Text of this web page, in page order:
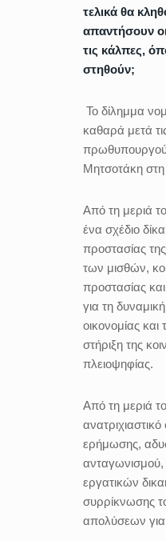
τελικά θα
απαντήσουν
τις κάλπες,
στηθούν;
Το δίλημμα
καθαρά μετά
πρωθυπουργού
Μητσοτάκη
Από τη μεριά
ένα σχέδιο
προστασίας
των μισθών,
προστασίας
για τη
οικονομίας και
στήριξη της
πλειοψηφίας.
Από τη μεριά
ερήμωσης,
εργατικών
συρρίκνωσης
απολύσεων για